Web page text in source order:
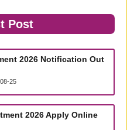
Post
2026 Notification Out
25
2026 Apply Online